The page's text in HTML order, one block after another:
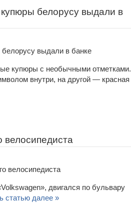
белорусу выдали в
купюры с необычными отметками.
внутри, на другой — красная
велосипедиста
двигался по бульвару
статью далее »